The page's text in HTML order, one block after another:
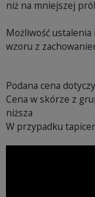
niż na mniejszej
Możliwość
wzoru z
Podana cena
Cena w skórze z
niższa
W przypadku